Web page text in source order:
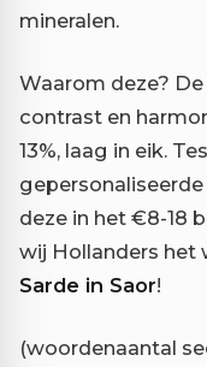
mineralen.
Waarom deze? De
contrast en
13%, laag in eik.
gepersonaliseerde
deze in het €8-18
wij Hollanders het
Sarde in Saor!
(woordenaantal